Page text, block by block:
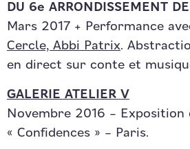
DU 6e ARRONDISSEMENT
Mars 2017 + Performance
Cercle, Abbi Patrix.
en direct sur conte et
GALERIE ATELIER V
Novembre 2016 –
« Confidences » – Paris.